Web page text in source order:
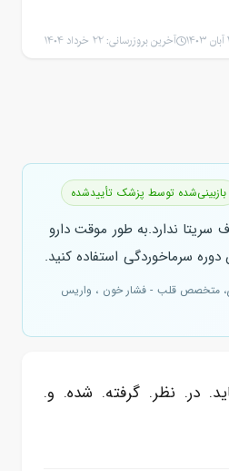
آخرین بروزرسانی: 22 خرداد 1404
بازبینی‌شده توسط پزشک تأییدشده
سریتا ندارد.به طور موقت دارو
دوره سرماخوردگی استفاده کنید.
متخصص قلب - فشار خون ، واریس
در. نظر. گرفته. شده. و.